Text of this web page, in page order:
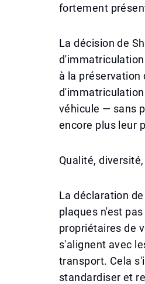
fortement
La décision de
à la préservation
véhicule — sans
encore plus leur
Qualité,
La déclaration
plaques n'est
propriétaires de
s'alignent avec
transport. Cela
standardiser et